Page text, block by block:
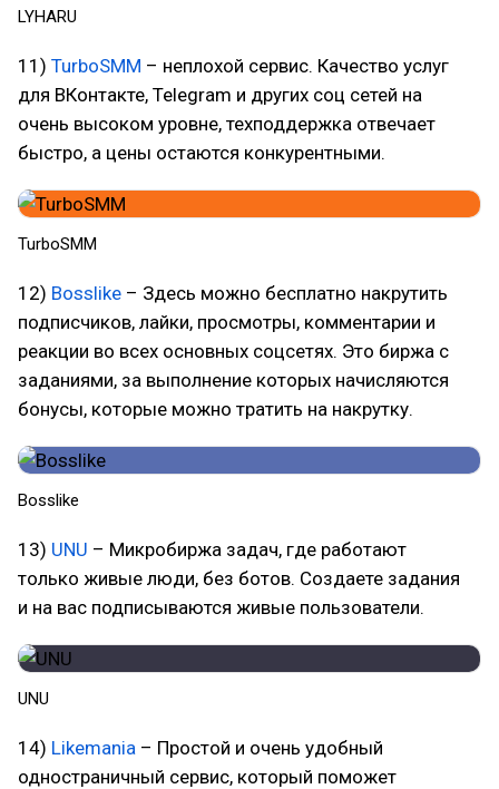
LYHARU
11) TurboSMM – неплохой сервис. Качество услуг
для ВКонтакте, Telegram и других соц сетей на
очень высоком уровне, техподдержка отвечает
быстро, а цены остаются конкурентными.
TurboSMM
12) Bosslike – Здесь можно бесплатно накрутить
подписчиков, лайки, просмотры, комментарии и
реакции во всех основных соцсетях. Это биржа с
заданиями, за выполнение которых начисляются
бонусы, которые можно тратить на накрутку.
Bosslike
13) UNU – Микробиржа задач, где работают
только живые люди, без ботов. Создаете задания
и на вас подписываются живые пользователи.
UNU
14) Likemania – Простой и очень удобный
одностраничный сервис, который поможет